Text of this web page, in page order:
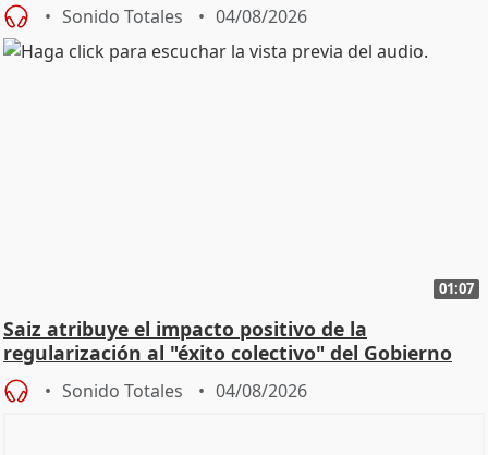
Sonido Totales 04/08/2026
01:07
Saiz atribuye el impacto positivo de la
regularización al "éxito colectivo" del Gobierno
Sonido Totales 04/08/2026